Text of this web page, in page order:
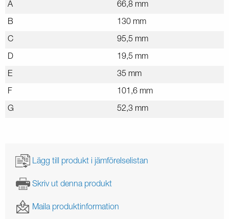
A 66,8 mm
B 130 mm
C 95,5 mm
D 19,5 mm
E 35 mm
F 101,6 mm
G 52,3 mm
Lägg till produkt i jämförelselistan
Skriv ut denna produkt
Maila produktinformation